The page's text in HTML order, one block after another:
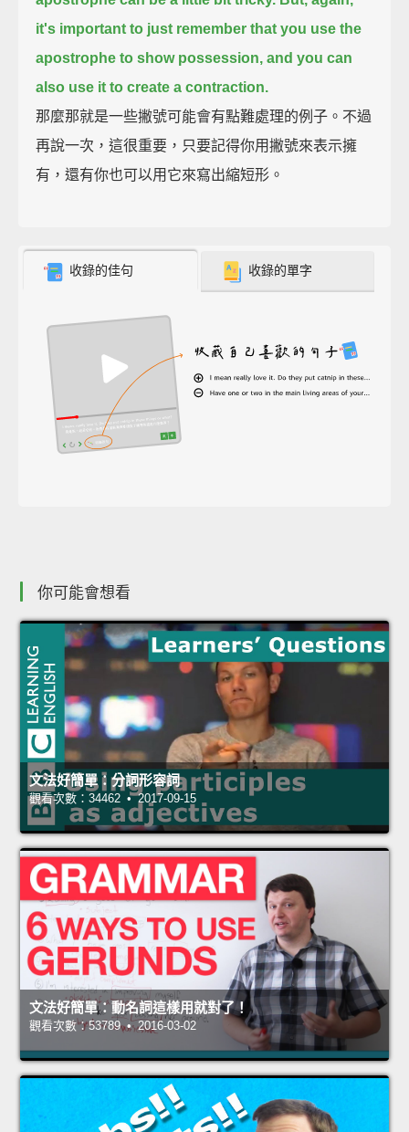
it's important to just remember that you use the
apostrophe to show possession, and you can
also use it to create a contraction.
那麼那就是一些撇號可能會有點難處理的例子。不過
再說一次，這很重要，只要記得你用撇號來表示擁
有，還有你也可以用它來寫出縮短形。
收錄的佳句 收錄的單字
你可能會想看
文法好簡單：分詞形容詞
觀看次數：34462 • 2017-09-15
文法好簡單：動名詞這樣用就對了！
觀看次數：53789 • 2016-03-02